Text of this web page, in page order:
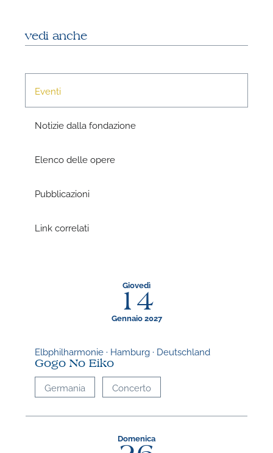
vedi anche
Eventi
Notizie dalla fondazione
Elenco delle opere
Pubblicazioni
Link correlati
Giovedì
14
Gennaio 2027
Elbphilharmonie · Hamburg · Deutschland
Gogo No Eiko
Germania Concerto
Domenica